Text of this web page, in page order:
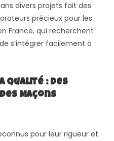
divers projets fait des
précieux pour les
France, qui recherchent
s’intégrer facilement à
Qualité : Des
Maçons
pour leur rigueur et